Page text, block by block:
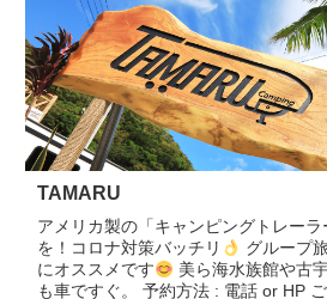
TAMARU
アメリカ製の「キャンピングトレー
を！コロナ対策バッチリ
グループ
にオススメです
美ら海水族館や古
も車ですぐ。 予約方法 : 電話 or HP